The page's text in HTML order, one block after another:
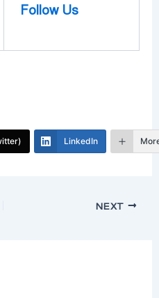
Follow Us
LinkedIn
NEXT